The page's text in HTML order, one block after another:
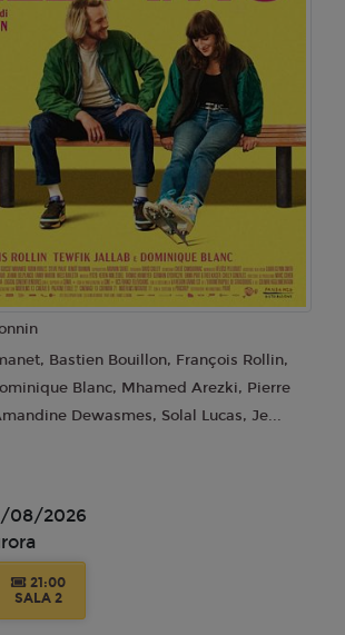
08/2026
21:00
SALA 1
Bastien Bouillon, François Rollin,
Blanc, Mhamed Arezki, Pierre
Dewasmes, Solal Lucas, Je...
08/2026
21:00
SALA 2